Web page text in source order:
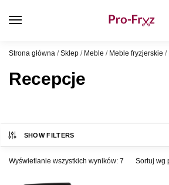
Strona główna /Sklep / Meble / Meble fryzjerskie /
Recepcje
SHOW FILTERS
Wyświetlanie wszystkich wyników: 7